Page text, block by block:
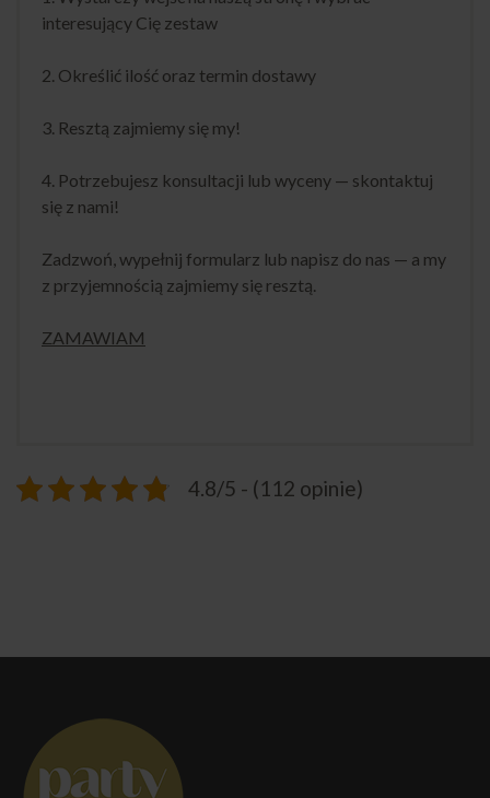
interesujący Cię zestaw
2. Określić ilość oraz termin dostawy
3. Resztą zajmiemy się my!
4. Potrzebujesz konsultacji lub wyceny — skontaktuj
się z nami!
Zadzwoń, wypełnij formularz lub napisz do nas — a my
z przyjemnością zajmiemy się resztą.
ZAMAWIAM
4.8/5 - (112 opinie)